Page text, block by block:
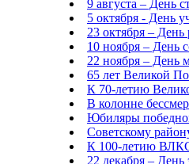
9 августа – День
5 октября - День
23 октября –
10 ноября – День
22 ноября – День
65 лет Великой
К 70-летию
В колонне
Юбиляры
Советскому
К 100-летию
22 декабря – День